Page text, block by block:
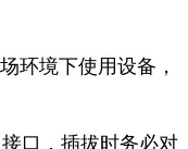
环境下使用设备，
口，插拔时务必对